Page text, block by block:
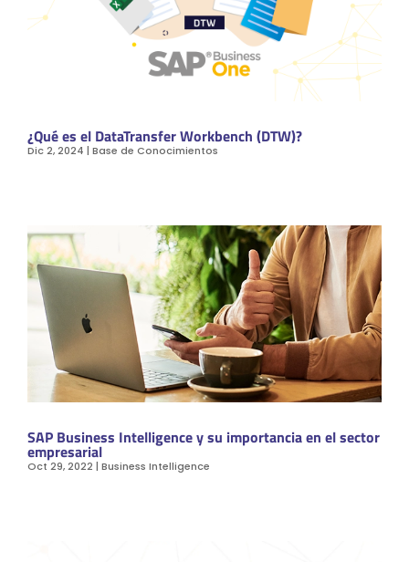
¿Qué es el DataTransfer Workbench (DTW)?
Dic 2, 2024 |Base de Conocimientos
SAP Business Intelligence y su importancia en el sector
empresarial
Oct 29, 2022 |Business Intelligence